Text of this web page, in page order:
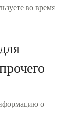
во время
о